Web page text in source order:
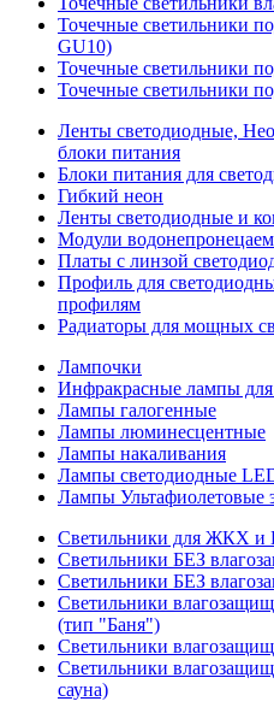
Точечные светильники
GU10)
Точечные светильники
Точечные светильники
Ленты светодиодные,
блоки питания
Блоки питания для
Гибкий неон
Ленты светодиодные и
Модули
Платы с линзой
Профиль для
профилям
Радиаторы для мощных
Лампочки
Инфракрасные лампы
Лампы галогенные
Лампы люминесцентные
Лампы накаливания
Лампы светодиодные
Лампы Ультафиолетовые
Светильники для ЖКХ и
Светильники БЕЗ
Светильники БЕЗ
Светильники
(тип "Баня")
Светильники
Светильники
сауна)